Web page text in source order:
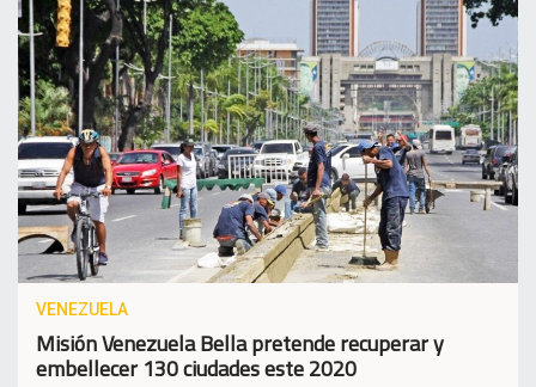
VENEZUELA
Misión Venezuela Bella pretende recuperar y
embellecer 130 ciudades este 2020